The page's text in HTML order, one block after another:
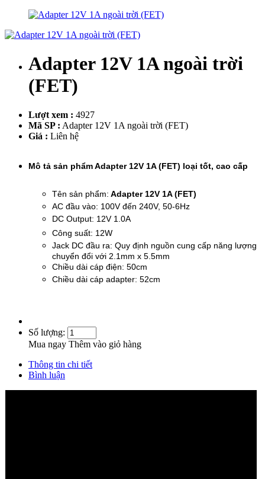
Adapter 12V 1A ngoài trời
(FET)
Lượt xem : 4927
Mã SP : Adapter 12V 1A ngoài trời (FET)
Giá : Liên hệ
Mô tả sản phẩm Adapter 12V 1A (FET) loại tốt, cao cấp
Tên sản phẩm: Adapter 12V 1A (FET)
AC đầu vào: 100V đến 240V, 50-6Hz
DC Output: 12V 1.0A
Công suất: 12W
Jack DC đầu ra: Quy định nguồn cung cấp năng lượng
chuyển đổi với 2.1mm x 5.5mm
Chiều dài cáp điện: 50cm
Chiều dài cáp adapter: 52cm
Số lượng:
Mua ngay Thêm vào giỏ hàng
Thông tin chi tiết
Bình luận